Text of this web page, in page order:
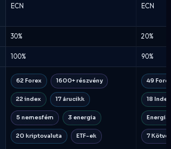
ECN ECN
30% 20%
100% 90%
62 Forex 1600+ részvény
22 index 17 árucikk
5 nemesfém 3 energia
20 kriptovaluta ETF-ek
49
18 Index
7